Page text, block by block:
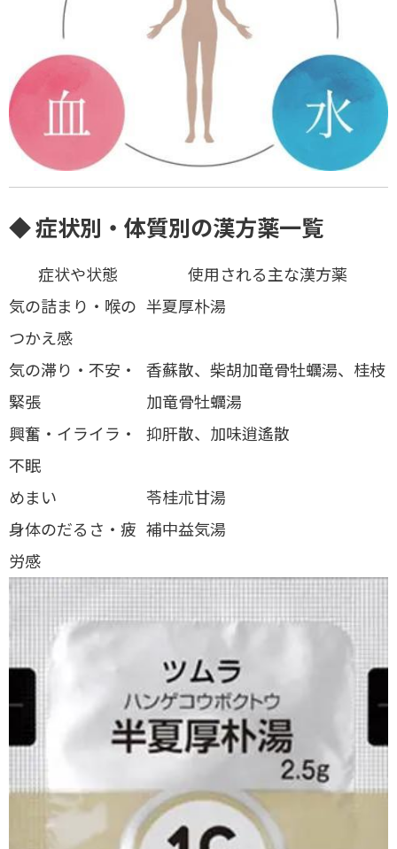
◆ 症状別・体質別の漢方薬一覧
症状や状態
使用される主な漢方薬
気の詰まり・喉の
つかえ感
半夏厚朴湯
気の滞り・不安・
緊張
香蘇散、柴胡加竜骨牡蠣湯、桂枝
加竜骨牡蠣湯
興奮・イライラ・
不眠
抑肝散、加味逍遙散
めまい
苓桂朮甘湯
身体のだるさ・疲
労感
補中益気湯